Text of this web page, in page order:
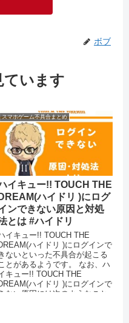
ボブ
ています
スマホゲーム不具合まとめ
イキュー!! TOUCH THE
DREAM(ハイドリ )にログ
ンできない原因と対処
とは #ハイドリ
イキュー!! TOUCH THE
ハイドリ )にログインで
ないといった不具合が起こる
ことがあるようです。 なお、ハ
キュー!! TOUCH THE
ハイドリ )にログインで
きない原因には次のようなこと